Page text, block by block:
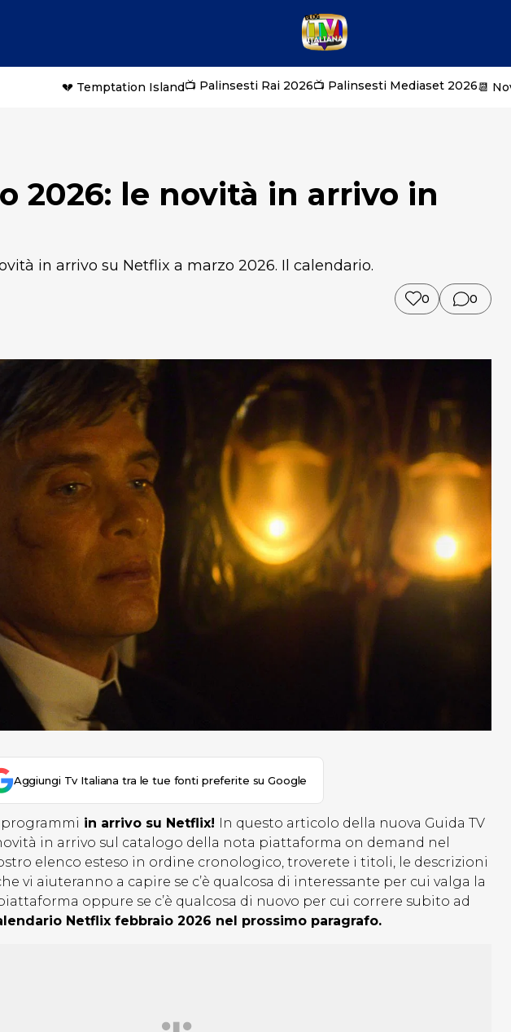
💔 Temptation Island📺 Palinsesti Rai 2026📺 Palinsesti Mediaset 2026📆
2026: le novità in arrivo in
in arrivo su Netflix a marzo 2026. Il calendario.
0 0
Aggiungi Tv Italiana tra le tue fonti preferite su Google
programmi in arrivo su Netflix! In questo articolo della nuova Guida TV
in arrivo sul catalogo della nota piattaforma on demand nel
elenco esteso in ordine cronologico, troverete i titoli, le descrizioni
vi aiuteranno a capire se c’è qualcosa di interessante per cui valga la
oppure se c’è qualcosa di nuovo per cui correre subito ad
Netflix febbraio 2026 nel prossimo paragrafo.